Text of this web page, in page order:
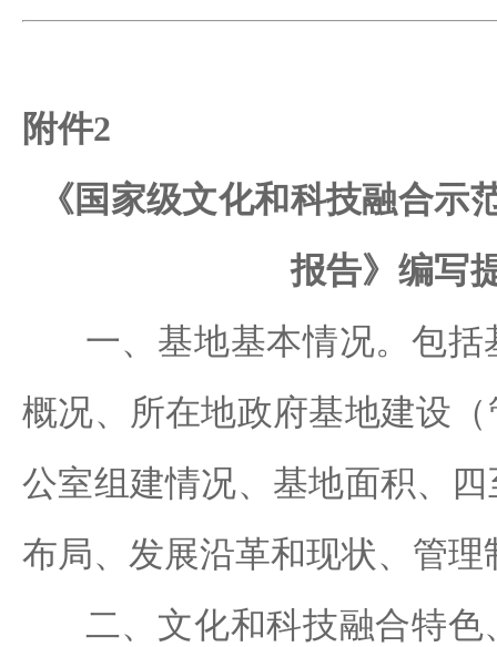
附件2
《国家级文化和科技融合示
报告》编写
一、基地基本情况。包括
概况、所在地政府基地建设
公室组建情况、基地面积、
布局、发展沿革和现状、管理
二、文化和科技融合特色